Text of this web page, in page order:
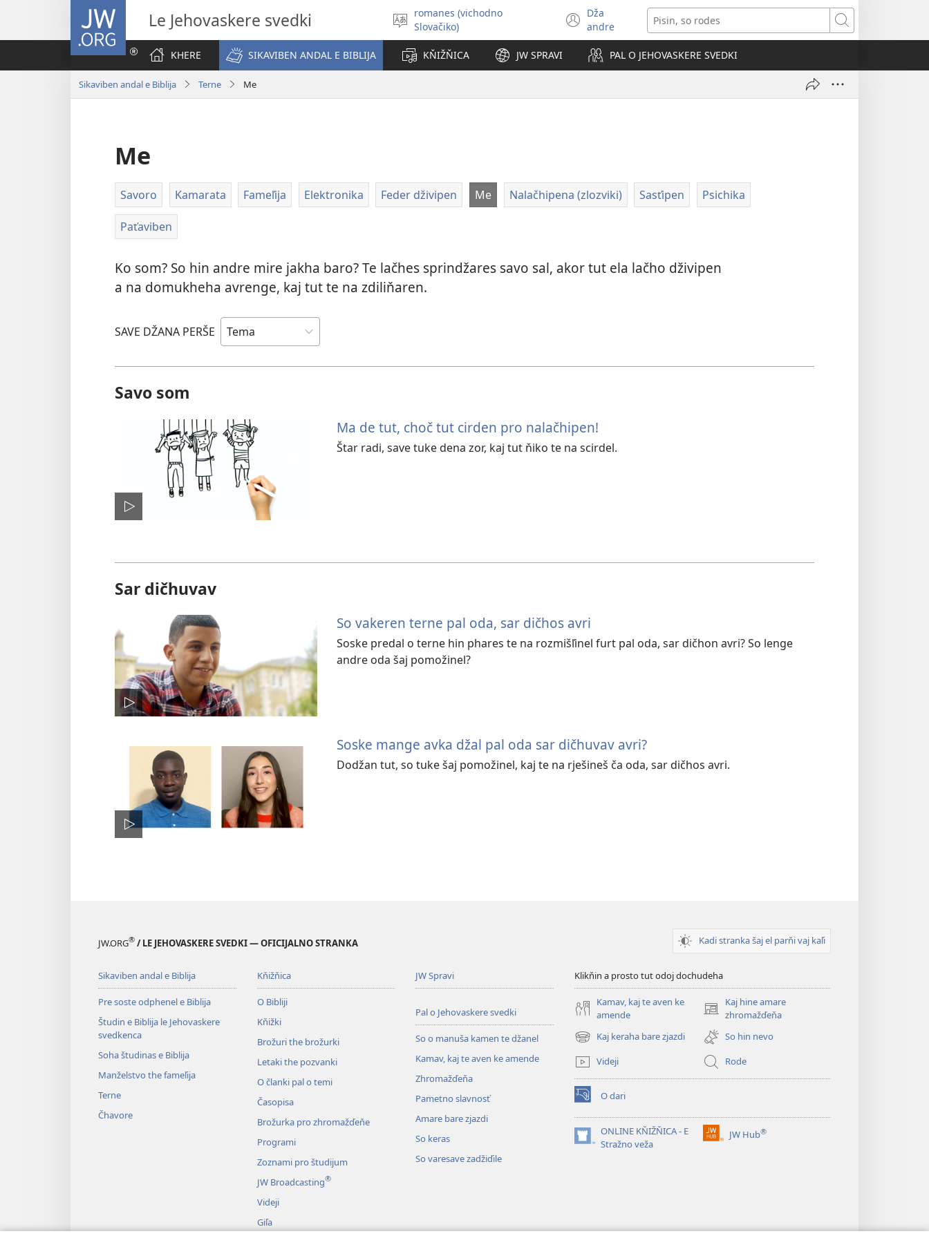
JW.ORG
Le Jehovaskere svedki
tuke
e
romanes (vichodno
Slovačiko)
Dža
andre
(opens
new
window)
Pisin,
so
KHERE SIKAVIBEN ANDAL E BIBLIJA KŇIŽŇICA JW SPRAVI PAL O JEHOVASKERE SVEDKI
Sikaviben andal e Biblija Terne Me
Me
Savoro Kamarata Fameľija Elektronika Feder dživipen Me Nalačhipena (zlozviki) Sasťipen Psichika
Paťaviben
Ko som? So hin andre mire jakha baro? Te lačhes sprindžares savo sal, akor tut ela lačho dživipen
a na domukheha avrenge, kaj tut te na zdiliňaren.
SAVE DŽANA PERŠE
Savo som
Ma de tut, choč tut cirden pro nalačhipen!
Štar radi, save tuke dena zor, kaj tut ňiko te na scirdel.
Sar dičhuvav
So vakeren terne pal oda, sar dičhos avri
Soske predal o terne hin phares te na rozmišľinel furt pal oda, sar dičhon avri? So lenge
andre oda šaj pomožinel?
Soske mange avka džal pal oda sar dičhuvav avri?
Dodžan tut, so tuke šaj pomožinel, kaj te na rješineš ča oda, sar dičhos avri.
JW.ORG® / LE JEHOVASKERE SVEDKI — OFICIJALNO STRANKA Kadi stranka šaj el parňi vaj kaľi
Sikaviben andal e Biblija
Pre soste odphenel e Biblija
Študin e Biblija le Jehovaskere
svedkenca
Soha študinas e Biblija
Manželstvo the fameľija
Terne
Čhavore
Kňižňica
O Bibliji
Kňižki
Brožuri the brožurki
Letaki the pozvanki
O članki pal o temi
Časopisa
Brožurka pro zhromažďeňe
Programi
Zoznami pro študijum
JW Broadcasting®
Videji
Giľa
JW Spravi
Pal o Jehovaskere svedki
So o manuša kamen te džanel
Kamav, kaj te aven ke amende
Zhromažďeňa
Pametno slavnosť
Amare bare zjazdi
So keras
So varesave zadžiďile
Klikňin a prosto tut odoj dochudeha
Kamav, kaj te aven ke
amende
Kaj hine amare
zhromažďeňa
(opens
new
window)
Kaj keraha bare zjazdi
(opens
new
window)
So hin nevo
Videji
Rode
O dari
(opens
new
window)ONLINE KŇIŽŇICA - E
Stražno veža
(opens
JW Hub®
(opens